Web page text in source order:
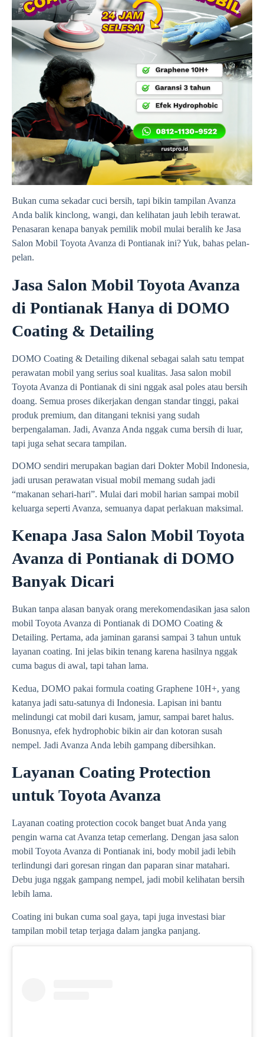
Bukan cuma sekadar cuci bersih, tapi bikin tampilan Avanza
Anda balik kinclong, wangi, dan kelihatan jauh lebih terawat.
Penasaran kenapa banyak pemilik mobil mulai beralih ke Jasa
Salon Mobil Toyota Avanza di Pontianak ini? Yuk, bahas pelan-
pelan.
Jasa Salon Mobil Toyota Avanza
di Pontianak Hanya di DOMO
Coating & Detailing
DOMO Coating & Detailing dikenal sebagai salah satu tempat
perawatan mobil yang serius soal kualitas. Jasa salon mobil
Toyota Avanza di Pontianak di sini nggak asal poles atau bersih
doang. Semua proses dikerjakan dengan standar tinggi, pakai
produk premium, dan ditangani teknisi yang sudah
berpengalaman. Jadi, Avanza Anda nggak cuma bersih di luar,
tapi juga sehat secara tampilan.
DOMO sendiri merupakan bagian dari Dokter Mobil Indonesia,
jadi urusan perawatan visual mobil memang sudah jadi
“makanan sehari-hari”. Mulai dari mobil harian sampai mobil
keluarga seperti Avanza, semuanya dapat perlakuan maksimal.
Kenapa Jasa Salon Mobil Toyota
Avanza di Pontianak di DOMO
Banyak Dicari
Bukan tanpa alasan banyak orang merekomendasikan jasa salon
mobil Toyota Avanza di Pontianak di DOMO Coating &
Detailing. Pertama, ada jaminan garansi sampai 3 tahun untuk
layanan coating. Ini jelas bikin tenang karena hasilnya nggak
cuma bagus di awal, tapi tahan lama.
Kedua, DOMO pakai formula coating Graphene 10H+, yang
katanya jadi satu-satunya di Indonesia. Lapisan ini bantu
melindungi cat mobil dari kusam, jamur, sampai baret halus.
Bonusnya, efek hydrophobic bikin air dan kotoran susah
nempel. Jadi Avanza Anda lebih gampang dibersihkan.
Layanan Coating Protection
untuk Toyota Avanza
Layanan coating protection cocok banget buat Anda yang
pengin warna cat Avanza tetap cemerlang. Dengan jasa salon
mobil Toyota Avanza di Pontianak ini, body mobil jadi lebih
terlindungi dari goresan ringan dan paparan sinar matahari.
Debu juga nggak gampang nempel, jadi mobil kelihatan bersih
lebih lama.
Coating ini bukan cuma soal gaya, tapi juga investasi biar
tampilan mobil tetap terjaga dalam jangka panjang.